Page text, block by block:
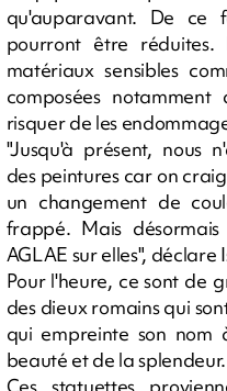
qu'auparavant. De ce
pourront être
matériaux sensibles
composées
risquer de les
"Jusqu'à présent, nous
des peintures car on
un changement de
frappé. Mais
AGLAE sur elles",
Pour l'heure, ce sont de
des dieux romains qui
qui empreinte son nom
beauté et de la splendeur.